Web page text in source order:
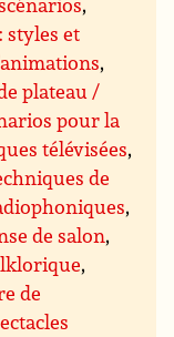
styles et
,
plateau /
pour la
télévisées,
de
,
de salon,
,
de